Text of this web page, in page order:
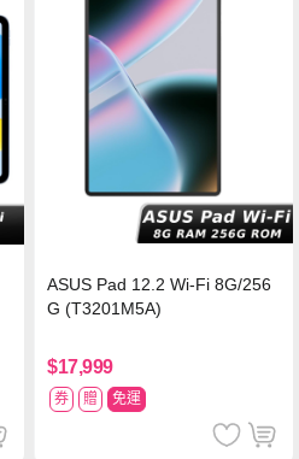
ASUS Pad 12.2 Wi-Fi 8G/256
G (T3201M5A)
$17,999
券 贈 免運